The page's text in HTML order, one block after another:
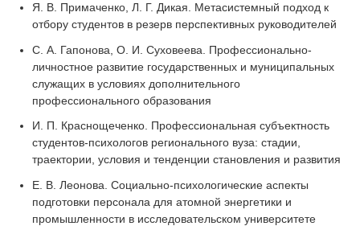
Я. В. Примаченко, Л. Г. Дикая. Метасистемный подход к
отбору студентов в резерв перспективных руководителей
С. А. Гапонова, О. И. Суховеева. Профессионально-
личностное развитие государственных и муниципальных
служащих в условиях дополнительного
профессионального образования
И. П. Краснощеченко. Профессиональная субъектность
студентов-психологов регионального вуза: стадии,
траектории, условия и тенденции становления и развития
Е. В. Леонова. Социально-психологические аспекты
подготовки персонала для атомной энергетики и
промышленности в исследовательском университете